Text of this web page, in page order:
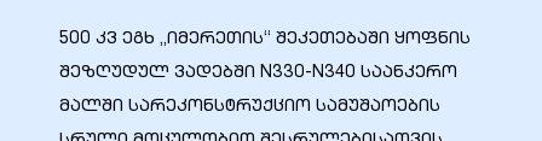
500 კვ ეგხ „იმერეთის“ შეკეთებაში ყოფნის
შეზღუდულ ვადებში N330-N340 საანკერო
მალში სარეკონსტრუქციო სამუშაოების